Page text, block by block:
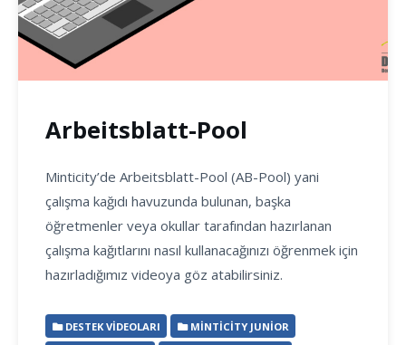
Arbeitsblatt-Pool
Minticity’de Arbeitsblatt-Pool (AB-Pool) yani
çalışma kağıdı havuzunda bulunan, başka
öğretmenler veya okullar tarafından hazırlanan
çalışma kağıtlarını nasıl kullanacağınızı öğrenmek için
hazırladığımız videoya göz atabilirsiniz.
DESTEK VIDEOLARI
MINTICITY JUNIOR